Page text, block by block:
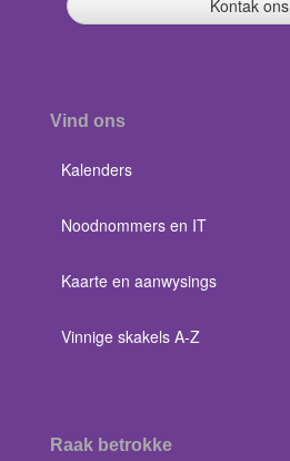
Kontak ons
Vind ons
Kalenders
Noodnommers en IT
Kaarte en aanwysings
Vinnige skakels A-Z
Raak betrokke